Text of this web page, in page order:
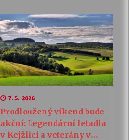
7. 5. 2026
Prodloužený víkend bude
akční: Legendární letadla
v Kejžlici a veterány v